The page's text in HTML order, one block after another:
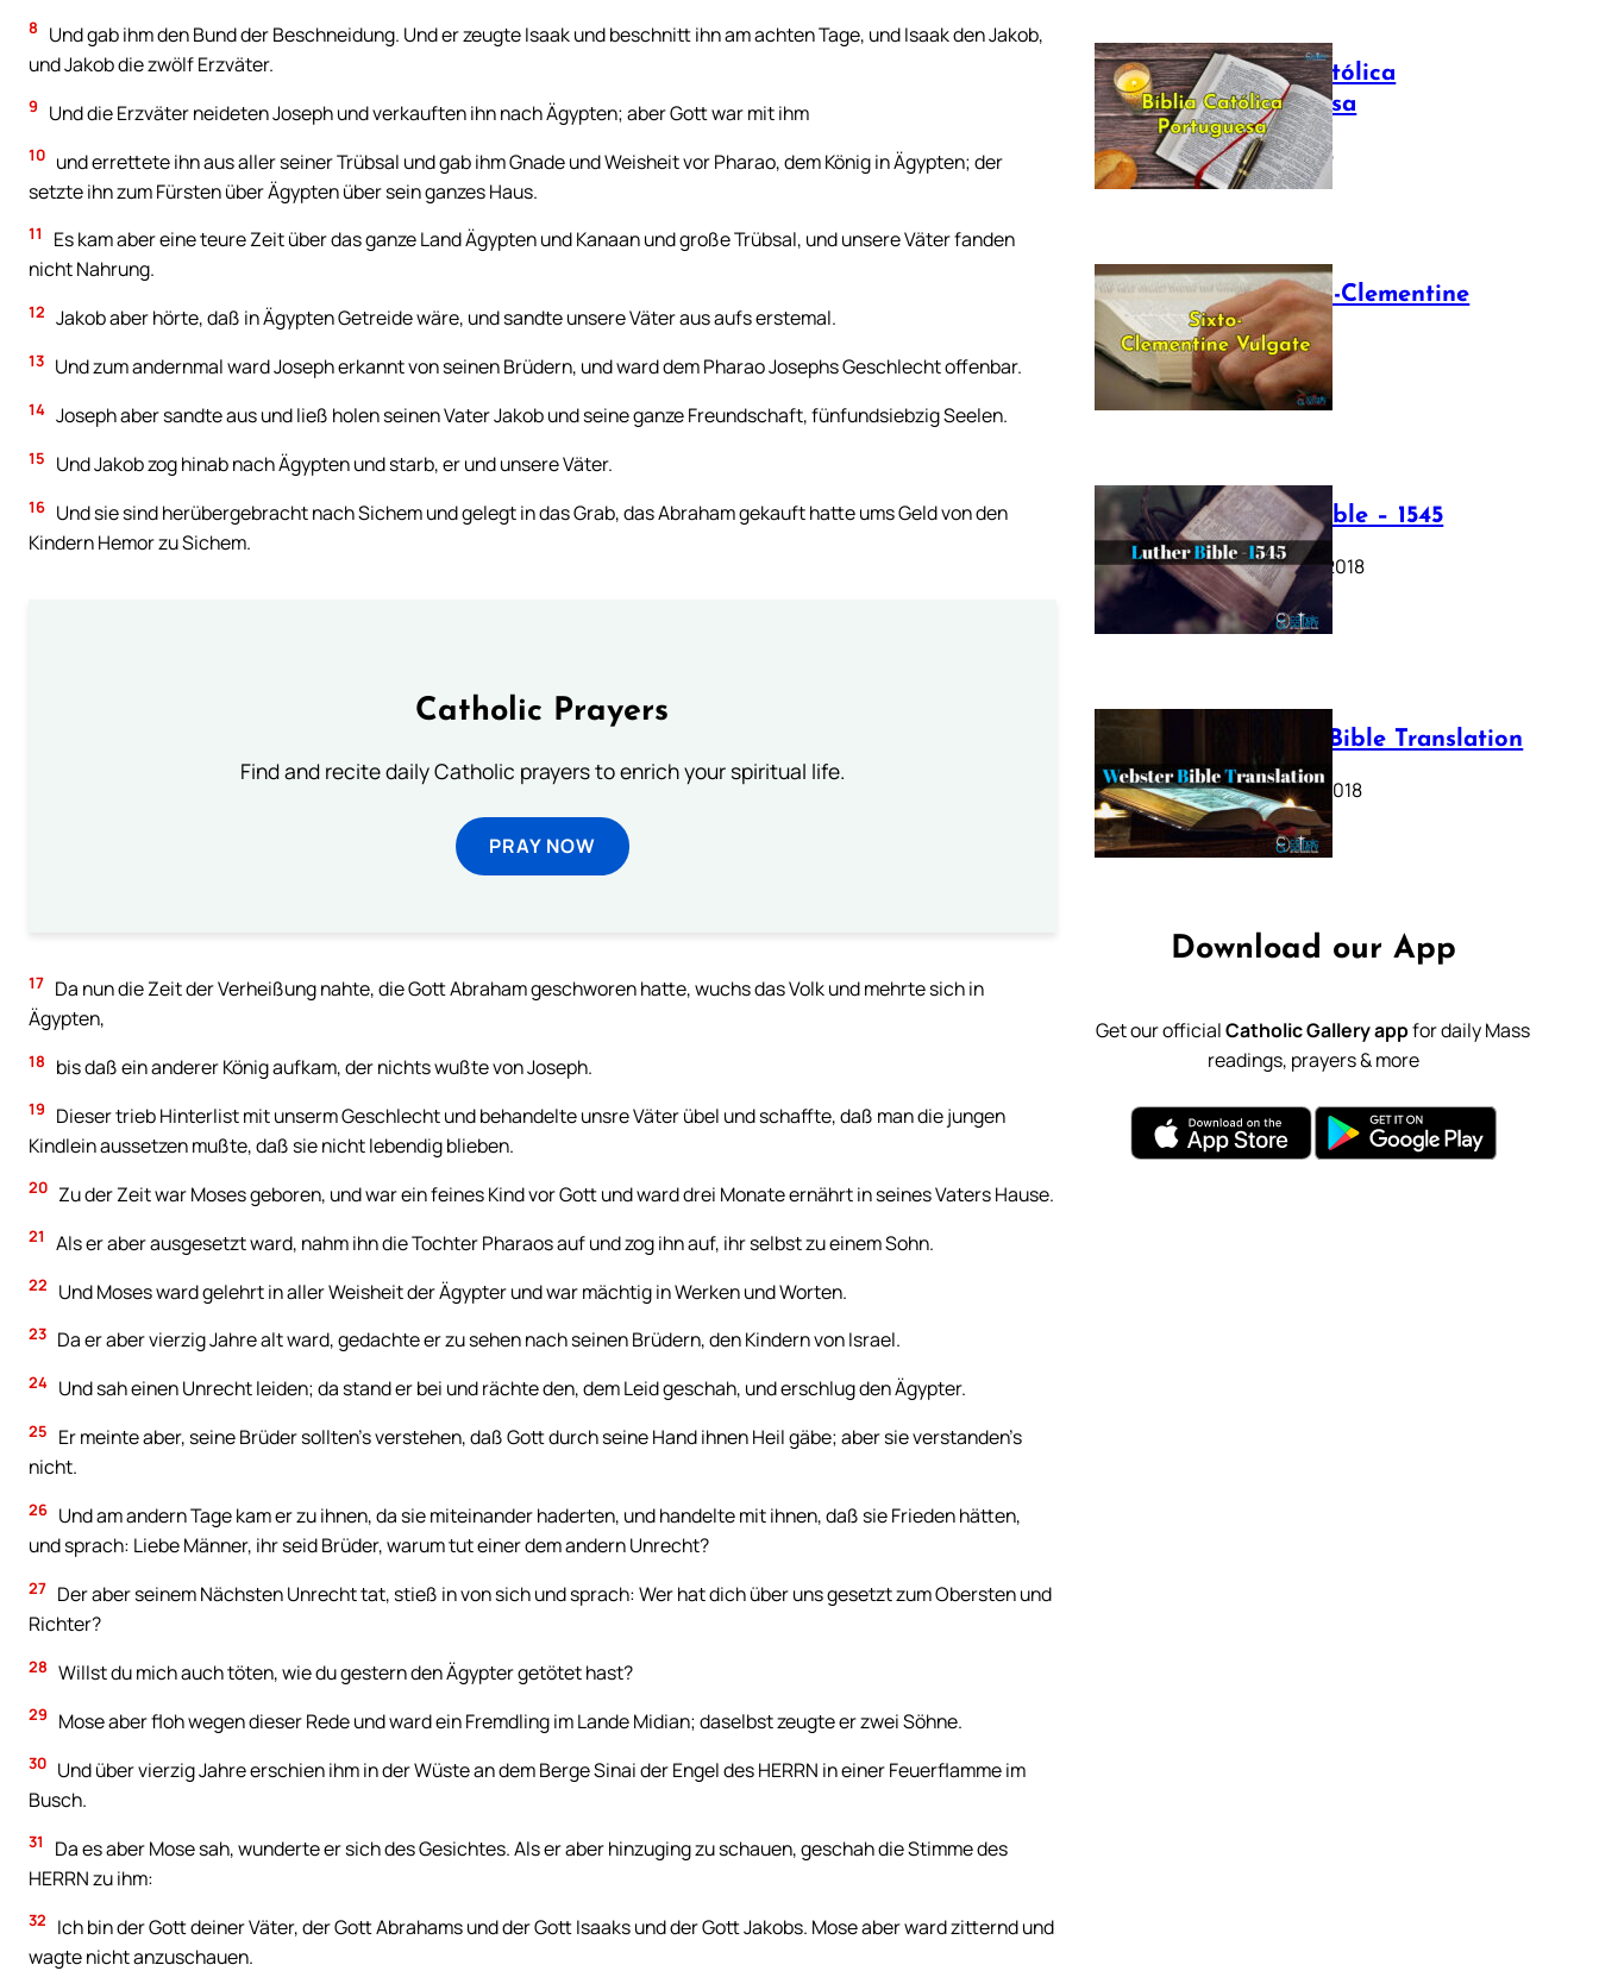
8
Und gab ihm den Bund der Beschneidung. Und er zeugte Isaak und beschnitt ihn am achten Tage, und Isaak den Jakob,
und Jakob die zwölf Erzväter.
9 Und die Erzväter neideten Joseph und verkauften ihn nach Ägypten; aber Gott war mit ihm
10 und errettete ihn aus aller seiner Trübsal und gab ihm Gnade und Weisheit vor Pharao, dem König in Ägypten; der
setzte ihn zum Fürsten über Ägypten über sein ganzes Haus.
11
Es kam aber eine teure Zeit über das ganze Land Ägypten und Kanaan und große Trübsal, und unsere Väter fanden
nicht Nahrung.
12 Jakob aber hörte, daß in Ägypten Getreide wäre, und sandte unsere Väter aus aufs erstemal.
13 Und zum andernmal ward Joseph erkannt von seinen Brüdern, und ward dem Pharao Josephs Geschlecht offenbar.
14 Joseph aber sandte aus und ließ holen seinen Vater Jakob und seine ganze Freundschaft, fünfundsiebzig Seelen.
15 Und Jakob zog hinab nach Ägypten und starb, er und unsere Väter.
16 Und sie sind herübergebracht nach Sichem und gelegt in das Grab, das Abraham gekauft hatte ums Geld von den
Kindern Hemor zu Sichem.
Catholic Prayers
Find and recite daily Catholic prayers to enrich your spiritual life.
PRAY NOW
17 Da nun die Zeit der Verheißung nahte, die Gott Abraham geschworen hatte, wuchs das Volk und mehrte sich in
Ägypten,
18 bis daß ein anderer König aufkam, der nichts wußte von Joseph.
19
Dieser trieb Hinterlist mit unserm Geschlecht und behandelte unsre Väter übel und schaffte, daß man die jungen
Kindlein aussetzen mußte, daß sie nicht lebendig blieben.
20 Zu der Zeit war Moses geboren, und war ein feines Kind vor Gott und ward drei Monate ernährt in seines Vaters Hause.
21 Als er aber ausgesetzt ward, nahm ihn die Tochter Pharaos auf und zog ihn auf, ihr selbst zu einem Sohn.
22 Und Moses ward gelehrt in aller Weisheit der Ägypter und war mächtig in Werken und Worten.
23 Da er aber vierzig Jahre alt ward, gedachte er zu sehen nach seinen Brüdern, den Kindern von Israel.
24 Und sah einen Unrecht leiden; da stand er bei und rächte den, dem Leid geschah, und erschlug den Ägypter.
25
Er meinte aber, seine Brüder sollten’s verstehen, daß Gott durch seine Hand ihnen Heil gäbe; aber sie verstanden’s
nicht.
26 Und am andern Tage kam er zu ihnen, da sie miteinander haderten, und handelte mit ihnen, daß sie Frieden hätten,
und sprach: Liebe Männer, ihr seid Brüder, warum tut einer dem andern Unrecht?
27 Der aber seinem Nächsten Unrecht tat, stieß in von sich und sprach: Wer hat dich über uns gesetzt zum Obersten und
Richter?
28 Willst du mich auch töten, wie du gestern den Ägypter getötet hast?
29 Mose aber floh wegen dieser Rede und ward ein Fremdling im Lande Midian; daselbst zeugte er zwei Söhne.
30 Und über vierzig Jahre erschien ihm in der Wüste an dem Berge Sinai der Engel des HERRN in einer Feuerflamme im
Busch.
31
Da es aber Mose sah, wunderte er sich des Gesichtes. Als er aber hinzuging zu schauen, geschah die Stimme des
HERRN zu ihm:
32
Ich bin der Gott deiner Väter, der Gott Abrahams und der Gott Isaaks und der Gott Jakobs. Mose aber ward zitternd und
wagte nicht anzuschauen.
Bíblia Católica
Portuguesa
July 16, 2025
The Sixto-Clementine
Vulgate
July 12, 2025
Luther Bible – 1545
October 17, 2018
Webster Bible Translation
October 11, 2018
Download our App
Get our officialCatholic Gallery appfor daily Mass
readings, prayers & more